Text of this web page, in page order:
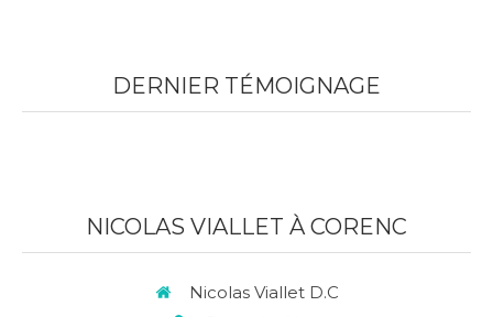
DERNIER TÉMOIGNAGE
NICOLAS VIALLET À CORENC
Nicolas Viallet D.C